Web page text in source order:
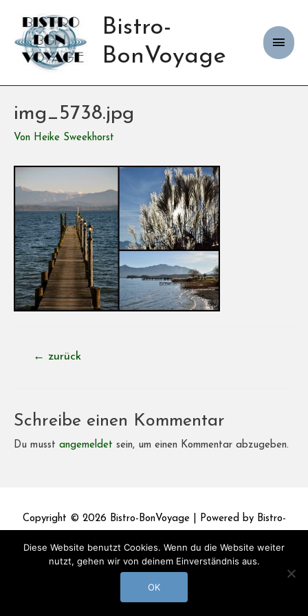
Bistro-
BonVoyage
img_5738.jpg
Von Heike Sweekhorst
Beitragsnavigation
← zurück
Schreibe einen Kommentar
Du musst angemeldet sein, um einen Kommentar abzugeben.
Copyright © 2026 Bistro-BonVoyage| Powered by Bistro-
Impressum Datenschutz
Diese Website benutzt Cookies. Wenn du die Website weiter
nutzt, gehen wir von deinem Einverständnis aus.
OK